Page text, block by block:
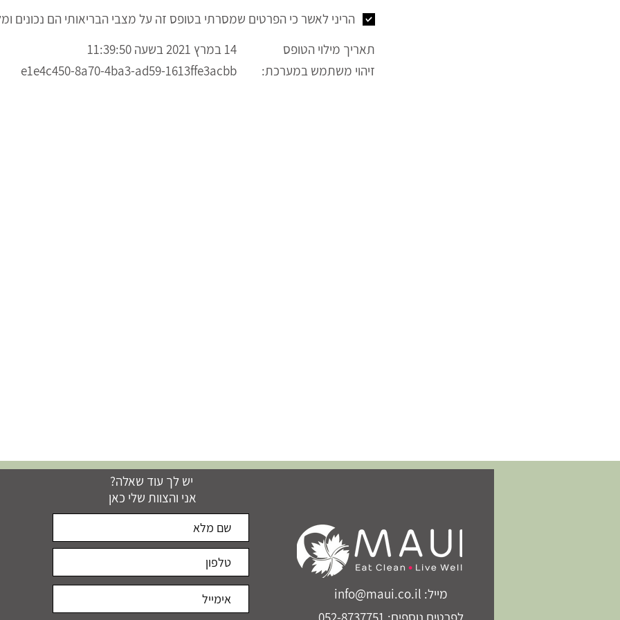
הריני לאשר כי הפרטים שמסרתי בטופס זה על מצבי הבריאותי הם נכונים
תאריך מילוי הטופס
14 במרץ 2021 בשעה 11:39:50
זיהוי משתמש במערכת:
e1e4c450-8a70-4ba3-ad59-1613ffe3acbb
יש לך עוד שאלה?
אני והצוות שלי כאן
מייל: info@maui.co.il